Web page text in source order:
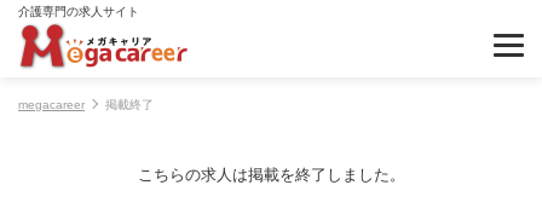
介護専門の求人サイト
megacareer 掲載終了
こちらの求人は掲載を終了しました。